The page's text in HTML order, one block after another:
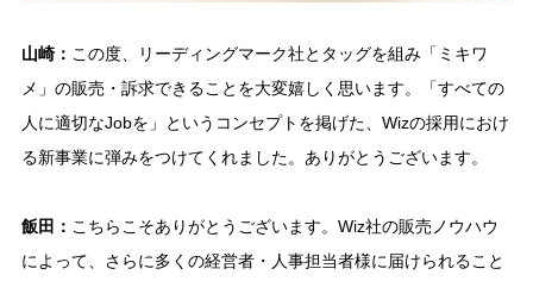
山崎： この度、リーディングマーク社とタッグを組み「ミキワ
メ」の販売・訴求できることを大変嬉しく思います。「すべての
人に適切なJobを」というコンセプトを掲げた、Wizの採用におけ
る新事業に弾みをつけてくれました。ありがとうございます。
飯田： こちらこそありがとうございます。Wiz社の販売ノウハウ
によって、さらに多くの経営者・人事担当者様に届けられること